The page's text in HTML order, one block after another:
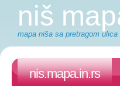
niš
mapa niša sa pretragom
nis.mapa.in.rs